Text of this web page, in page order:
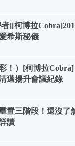
][柯博拉
希斯秘儀
彩！）[柯博拉Cobra]
邁揚升會議紀錄
置三階段！還沒了
讀